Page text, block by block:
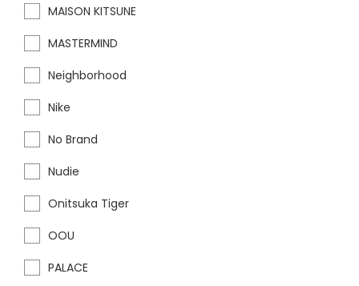
MAISON KITSUNE
MASTERMIND
Neighborhood
Nike
No Brand
Nudie
Onitsuka Tiger
OOU
PALACE